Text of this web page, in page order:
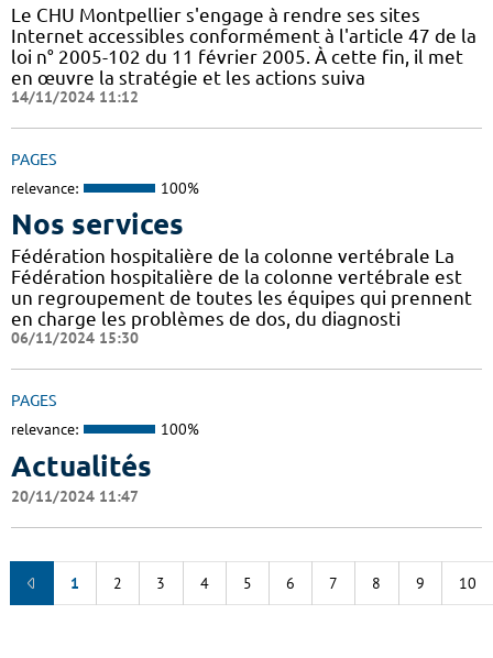
Le CHU Montpellier s'engage à rendre ses sites
Internet accessibles conformément à l'article 47 de la
loi n° 2005-102 du 11 février 2005. À cette fin, il met
en œuvre la stratégie et les actions suiva
14/11/2024 11:12
PAGES
relevance: 100%
Nos services
Fédération hospitalière de la colonne vertébrale La
Fédération hospitalière de la colonne vertébrale est
un regroupement de toutes les équipes qui prennent
en charge les problèmes de dos, du diagnosti
06/11/2024 15:30
PAGES
relevance: 100%
Actualités
20/11/2024 11:47
1 2 3 4 5 6 7 8 9 10